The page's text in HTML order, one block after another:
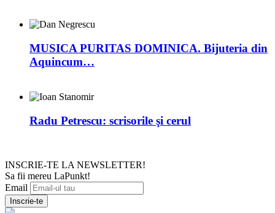
MUSICA PURITAS DOMINICA. Bijuteria din
Aquincum…
Radu Petrescu: scrisorile şi cerul
INSCRIE-TE LA NEWSLETTER!
Sa fii mereu LaPunkt!
Email